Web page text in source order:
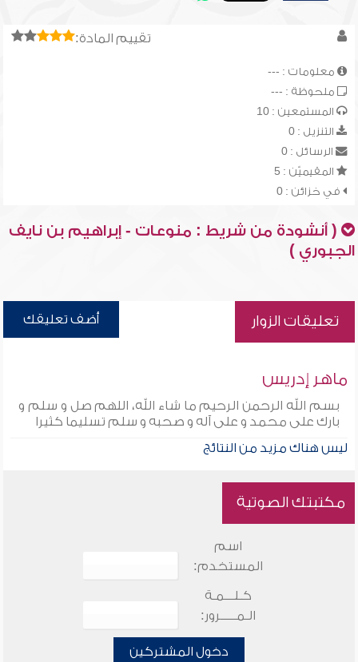
تقييم المادة:
معلومات : ---
ملحوظة : ---
المستمعين : 10
التنزيل : 0
الرسائل : 0
المقيميّن : 5
في خزائن : 0
( أنشودة من شريط : منوعات - إبراهيم بن نايف
الجبوري )
تعليقات الزوار أضف تعليقك
ماهر إدريس
بسم الله الرحمن الرحيم ما شاء الله، اللهم صل و سلم و
بارك على محمد و على آله و صحبه و سلم تسليما كثيرا
ليس هناك مزيد من النتائج
مكتبتك الصوتية
اسم
المستخدم:
كـلـــمـة
الـمـــــرور:
دخول المشتركين